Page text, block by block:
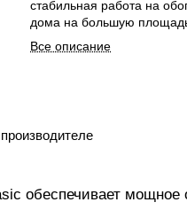
стабильная работа на
дома на большую
Все описание
обеспечивает